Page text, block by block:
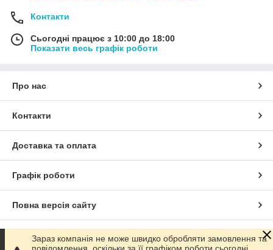
Контакти
Сьогодні працює з 10:00 до 18:00
Показати весь графік роботи
Про нас
Контакти
Доставка та оплата
Графік роботи
Повна версія сайту
Сайт створено на маркетплейсі Prom.ua
Зараз компанія не може швидко обробляти замовлення та